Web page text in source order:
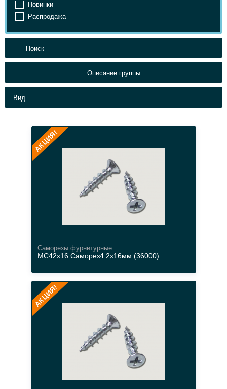
Новинки
Распродажа
Описание группы
Вид
Cаморезы фурнитурные
МС42х16 Саморез4.2х16мм (36000)
АКЦИЯ!
металл
цвета
АКЦИЯ!